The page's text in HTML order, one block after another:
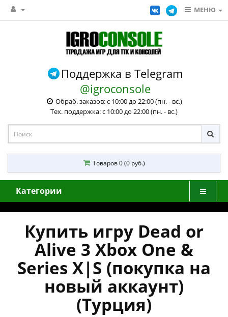
МЕНЮ
Поддержка в Telegram
@igroconsole
Обраб. заказов: с 10:00 до 22:00 (пн. - вс.)
Тех. поддержка: с 10:00 до 22:00 (пн. - вс.)
Товаров 0 (0 руб.)
Категории
Купить игру Dead or
Alive 3 Xbox One &
Series X|S (покупка на
новый аккаунт)
(Турция)